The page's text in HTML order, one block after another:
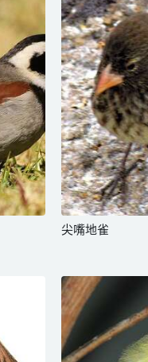
尖嘴地雀